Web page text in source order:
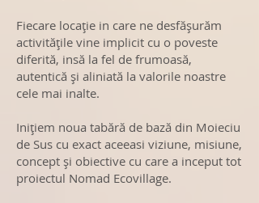
Fiecare locaţie in care ne desfășurăm
activităţile vine implicit cu o poveste
diferită, insă la fel de frumoasă,
autentică și aliniată la valorile noastre
cele mai inalte.
Iniţiem noua tabără de bază din Moieciu
de Sus cu exact aceeasi viziune, misiune,
concept și obiective cu care a inceput tot
proiectul Nomad Ecovillage.